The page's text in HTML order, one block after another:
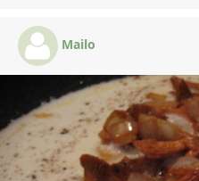
Mailo